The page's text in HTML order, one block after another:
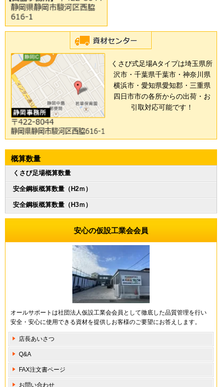
くさび式足場Aタイプは埼玉県所
沢市・千葉県千葉市・神奈川県
横浜市・愛知県愛知郡・三重県
四日市市の各所からの出荷・お
引取対応可能です！
概算数量
くさび足場概算数量
安全鋼板概算数量（H2ｍ）
安全鋼板概算数量（H3ｍ）
安心の仮設工業会会員
オールサポートは社団法人仮設工業会会員として徹底した品質管理を行い
安全・安心に使用できる資材を提供しお客様のご要望にお答えします。
店長あいさつ
Q&A
FAX注文書ページ
お問い合わせ